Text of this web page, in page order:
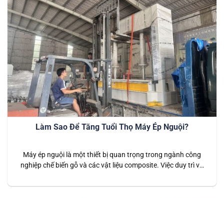
Làm Sao Để Tăng Tuổi Thọ Máy Ép Nguội?
Máy ép nguội là một thiết bị quan trọng trong ngành công
nghiệp chế biến gỗ và các vật liệu composite. Việc duy trì và
phí đầu tư mà còn đảm bảo quy trình sản xuất diễn ra ổn